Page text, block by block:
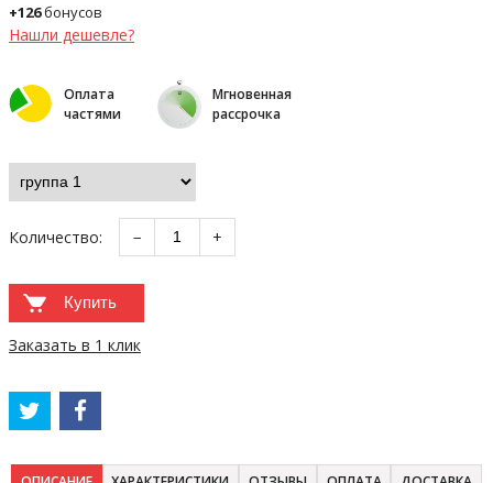
+126бонусов
Нашли дешевле?
Оплата
частями
Мгновенная
рассрочка
Количество: − +
Купить
Заказать в 1 клик